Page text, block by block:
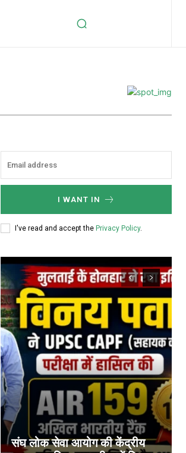
I WANT IN
I've read and accept the Privacy Policy.
संघ लोक सेवा आयोग की केंद्रीय